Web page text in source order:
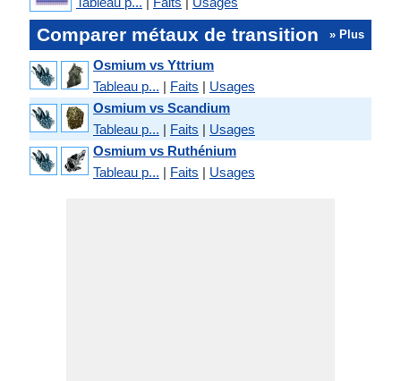
Comparer métaux de transition » Plus
Osmium vs Yttrium
Tableau p... | Faits | Usages
Osmium vs Scandium
Tableau p... | Faits | Usages
Osmium vs Ruthénium
Tableau p... | Faits | Usages